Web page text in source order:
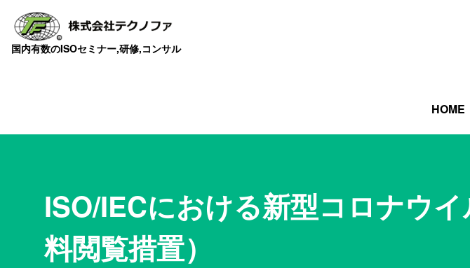
国内有数のISOセミナー,研修,コンサル
HOME
ISO/IECにおける新型コロナウ
料閲覧措置）